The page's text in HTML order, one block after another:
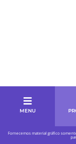
MENU
Fornecemos material gráfico